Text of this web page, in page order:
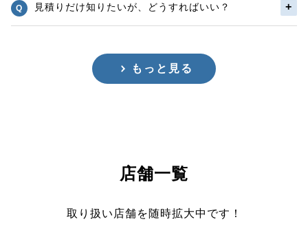
見積りだけ知りたいが、どうすればいい？
もっと見る
店舗一覧
取り扱い店舗を随時拡大中です！